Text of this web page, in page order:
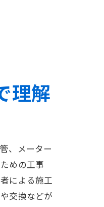
理解
、メーター
めの工事
による施工
交換などが